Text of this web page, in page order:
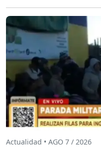
Actualidad • AGO 7 / 2026